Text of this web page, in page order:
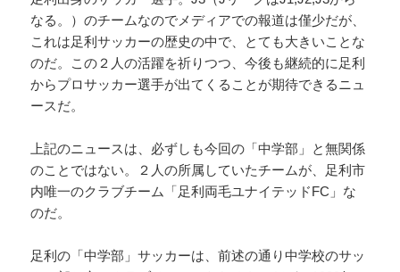
なる。）のチームなのでメディアでの報道は僅少だが、
これは足利サッカーの歴史の中で、とても大きいことな
のだ。この２人の活躍を祈りつつ、今後も継続的に足利
からプロサッカー選手が出てくることが期待できるニュ
ースだ。
上記のニュースは、必ずしも今回の「中学部」と無関係
のことではない。２人の所属していたチームが、足利市
内唯一のクラブチーム「足利両毛ユナイテッドFC」な
のだ。
足利の「中学部」サッカーは、前述の通り中学校のサッ